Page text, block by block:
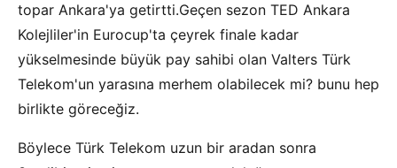
topar Ankara'ya getirtti.Geçen sezon TED Ankara
Kolejliler'in Eurocup'ta çeyrek finale kadar
yükselmesinde büyük pay sahibi olan Valters Türk
Telekom'un yarasına merhem olabilecek mi? bunu hep
birlikte göreceğiz.
Böylece Türk Telekom uzun bir aradan sonra